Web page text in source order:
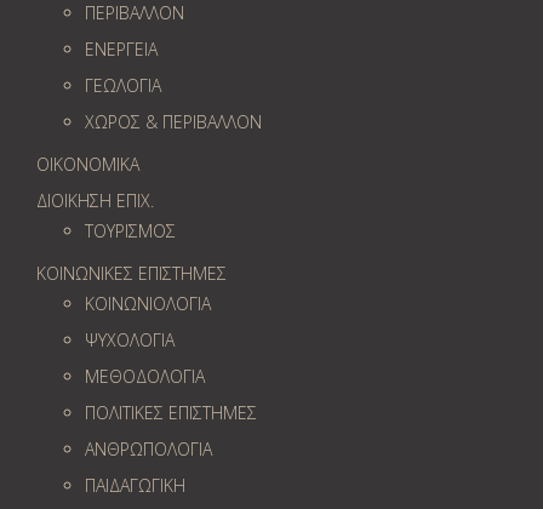
ΠΕΡΙΒΑΛΛΟΝ
ΕΝΕΡΓΕΙΑ
ΓΕΩΛOΓΙΑ
ΧΩΡΟΣ & ΠΕΡΙΒΑΛΛΟΝ
ΟΙΚΟΝΟΜΙΚΑ
ΔΙΟΙΚΗΣΗ ΕΠΙΧ.
ΤΟΥΡΙΣΜΟΣ
ΚΟΙΝΩΝΙΚΕΣ ΕΠΙΣΤΗΜΕΣ
ΚΟΙΝΩΝΙΟΛΟΓΙΑ
ΨΥΧΟΛΟΓΙΑ
ΜΕΘΟΔΟΛΟΓΙΑ
ΠΟΛΙΤΙΚΕΣ ΕΠΙΣΤΗΜΕΣ
ΑΝΘΡΩΠΟΛΟΓΙΑ
ΠΑΙΔΑΓΩΓΙΚΗ